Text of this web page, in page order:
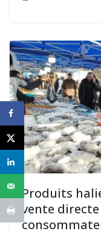
Produits
vente